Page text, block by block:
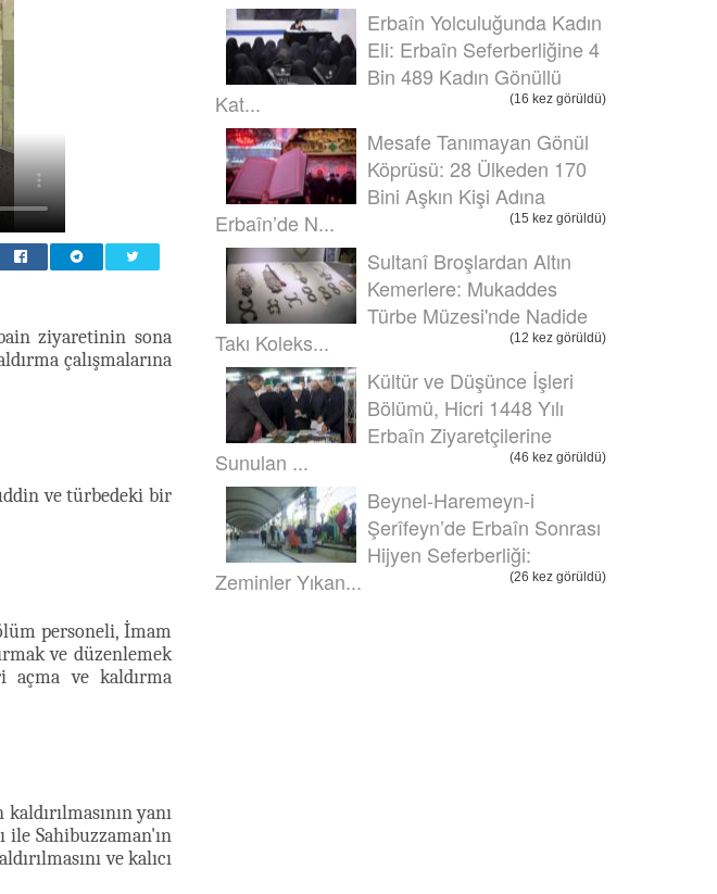
ziyaretinin sona
çalışmalarına
ve türbedeki bir
personeli, İmam
ve düzenlemek
açma ve kaldırma
yanı
Sahibuzzaman'ın
ve kalıcı
Erbaîn Yolculuğunda Kadın
Eli: Erbaîn Seferberliğine 4
Bin 489 Kadın Gönüllü
Kat...
(16 kez görüldü)
Mesafe Tanımayan Gönül
Köprüsü: 28 Ülkeden 170
Bini Aşkın Kişi Adına
Erbaîn’de N...
(15 kez görüldü)
Sultanî Broşlardan Altın
Kemerlere: Mukaddes
Türbe Müzesi'nde Nadide
Takı Koleks...
(12 kez görüldü)
Kültür ve Düşünce İşleri
Bölümü, Hicri 1448 Yılı
Erbaîn Ziyaretçilerine
Sunulan ...
(46 kez görüldü)
Beynel-Haremeyn-i
Şerîfeyn’de Erbaîn Sonrası
Hijyen Seferberliği:
Zeminler Yıkan...
(26 kez görüldü)